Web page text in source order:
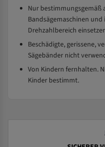
Nur bestimmungsgemäß
Bandsägemaschinen und
Drehzahlbereich
Beschädigte, gerissene,
Sägebänder nicht
Von Kindern fernhalten.
Kinder bestimmt.